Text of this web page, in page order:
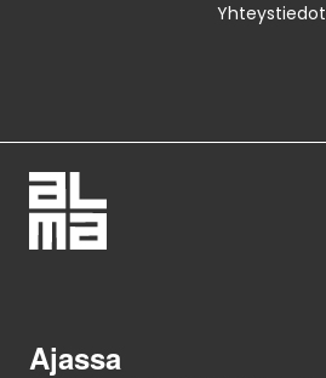
Yhteystiedot